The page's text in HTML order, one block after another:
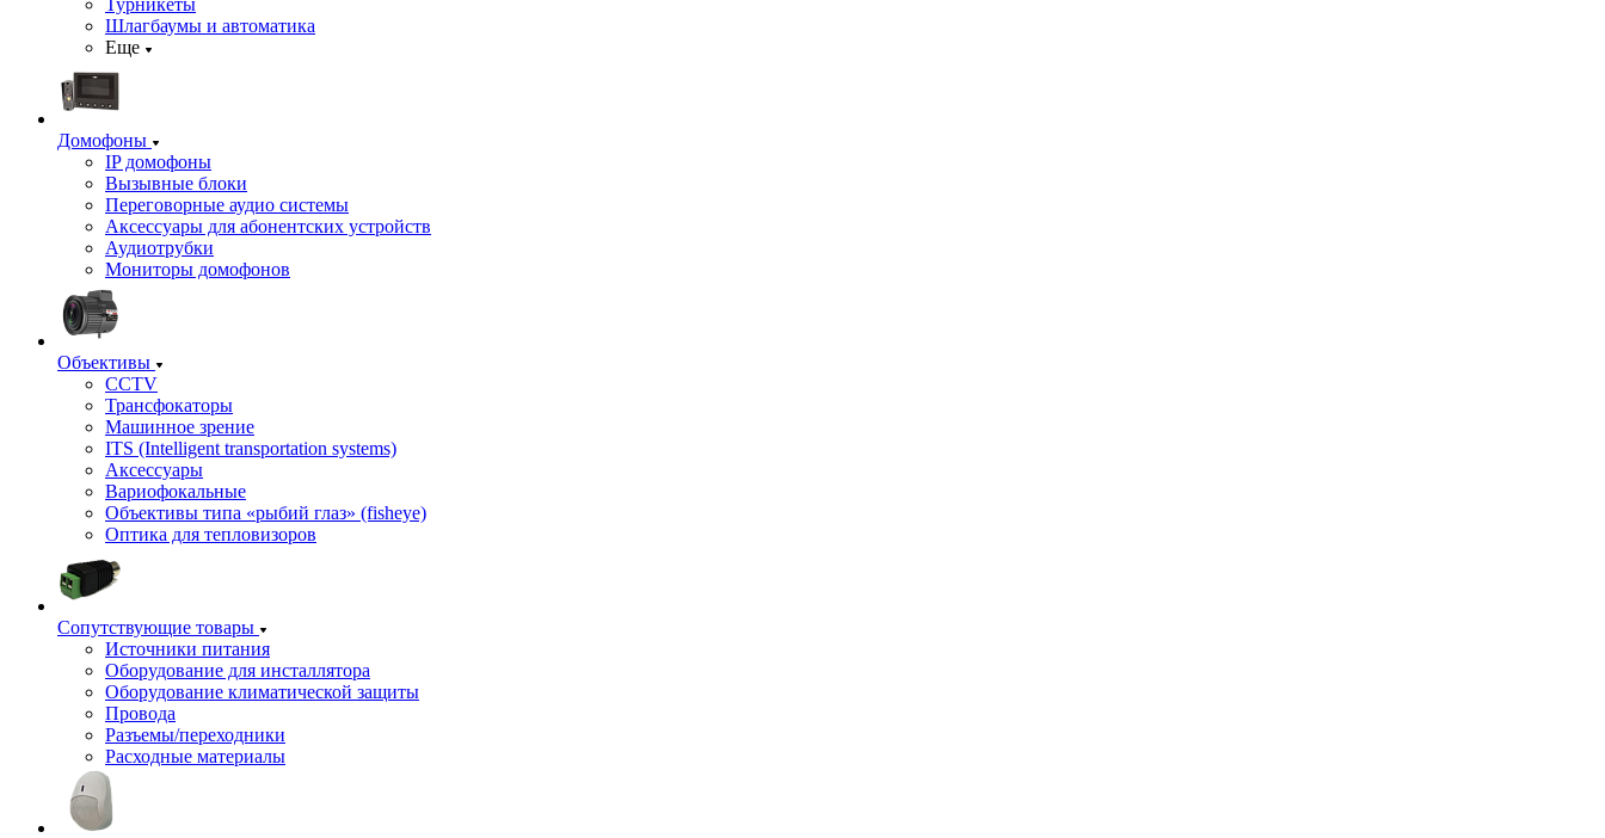
Турникеты
Шлагбаумы и автоматика
Еще
Домофоны
IP домофоны
Вызывные блоки
Переговорные аудио системы
Аксессуары для абонентских устройств
Аудиотрубки
Мониторы домофонов
Объективы
CCTV
Трансфокаторы
Машинное зрение
ITS (Intelligent transportation systems)
Аксессуары
Вариофокальные
Объективы типа «рыбий глаз» (fisheye)
Оптика для тепловизоров
Сопутствующие товары
Источники питания
Оборудование для инсталлятора
Оборудование климатической защиты
Провода
Разъемы/переходники
Расходные материалы